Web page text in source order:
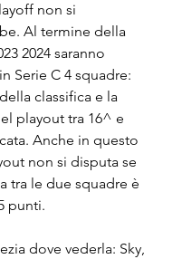
non si
Al termine della
2024 saranno
Serie C 4 squadre:
classifica e la
playout tra 16^ e
Anche in questo
non si disputa se
tra le due squadre è
punti.
dove vederla: Sky,